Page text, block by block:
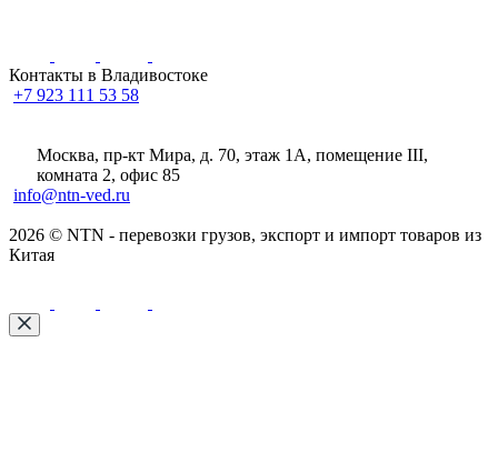
Контакты в Владивостоке
+7 923 111 53 58
Москва, пр-кт Мира, д. 70, этаж 1А, помещение III,
комната 2, офис 85
info@ntn-ved.ru
2026 © NTN - перевозки грузов, экспорт и импорт товаров из
Китая